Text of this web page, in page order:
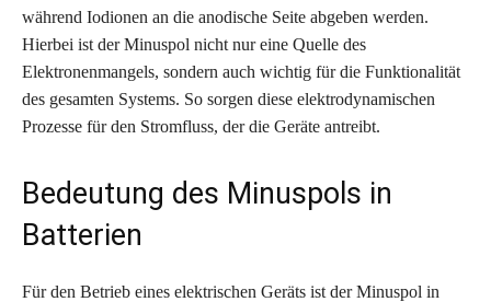
während Iodionen an die anodische Seite abgeben werden.
Hierbei ist der Minuspol nicht nur eine Quelle des
Elektronenmangels, sondern auch wichtig für die Funktionalität
des gesamten Systems. So sorgen diese elektrodynamischen
Prozesse für den Stromfluss, der die Geräte antreibt.
Bedeutung des Minuspols in
Batterien
Für den Betrieb eines elektrischen Geräts ist der Minuspol in